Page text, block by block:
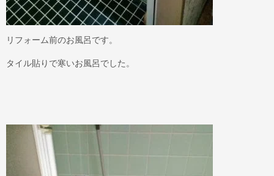
リフォーム前のお風呂です。
タイル貼りで寒いお風呂でした。